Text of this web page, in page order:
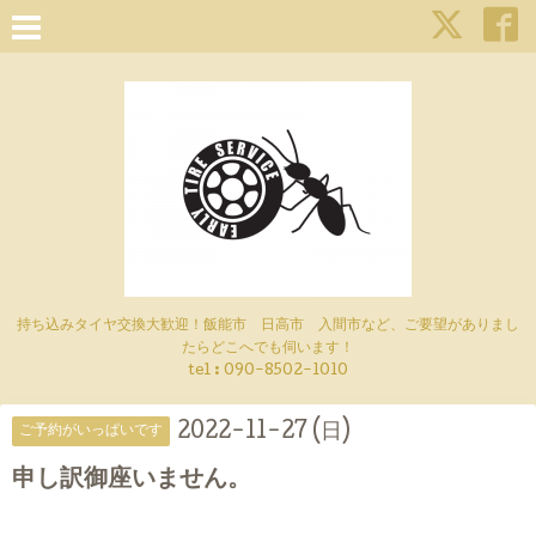
持ち込みタイヤ交換大歓迎！飯能市 日高市 入間市など、ご要望がありまし
たらどこへでも伺います！
tel : 090-8502-1010
ご予約がいっぱいです 2022-11-27 (日)
申し訳御座いません。